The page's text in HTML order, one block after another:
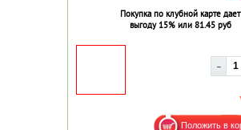
Покупка по клубной карте дает
выгоду 15% или 81.45 руб